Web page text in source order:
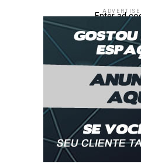
Defensores:Ferraresi,
Meio-campo:Maik,
Pablo Maia (Marcos
Ferreirinha (Lucca)
Luciano
Hernán
Juventude:
Goleiro: Ruan Carneiro
Enter ad